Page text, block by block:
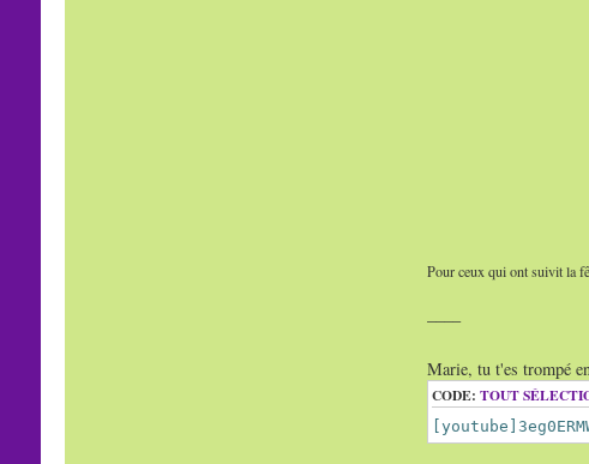
Pour ceux qui ont suivit la
Marie, tu t'es trompé
CODE: TOUT